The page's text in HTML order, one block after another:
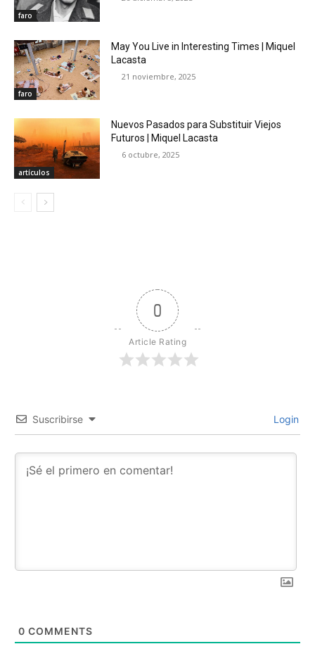
faro
faro
May You Live in Interesting Times | Miquel
Lacasta
21 noviembre, 2025
artículos
Nuevos Pasados para Substituir Viejos
Futuros | Miquel Lacasta
6 octubre, 2025
0
Article Rating
Suscribirse Login
0 COMMENTS